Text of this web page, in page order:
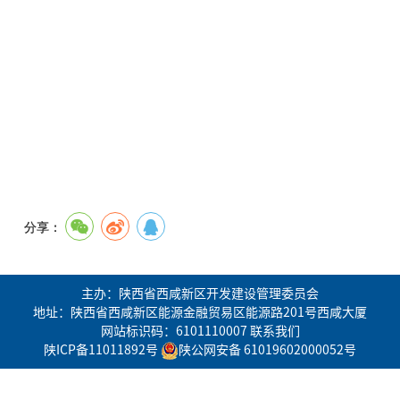
分享：
主办：陕西省西咸新区开发建设管理委员会
地址：陕西省西咸新区能源金融贸易区能源路201号西咸大厦
网站标识码：6101110007 联系我们
陕ICP备11011892号
陕公网安备 61019602000052号